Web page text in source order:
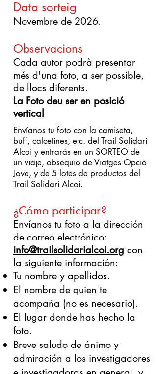
Data sorteig
Novembre de 2026.
Observacions
Cada autor podrà presentar
més d'una foto, a ser possible,
de llocs diferents.
La Foto deu ser en posició
vertical
Envíanos tu foto con la camiseta,
buff, calcetines, etc. del Trail Solidari
Alcoi y entrarás en un SORTEO de
un viaje, obsequio de Viatges Opció
Jove, y de 5 lotes de productos del
Trail Solidari Alcoi.
¿Cómo participar?
Envíanos tu foto a la dirección
de correo electrónico:
info@trailsolidarialcoi.org con
la siguiente información:
Tu nombre y apellidos.
El nombre de quien te
acompaña (no es necesario).
El lugar donde has hecho la
foto.
Breve saludo de ánimo y
admiración a los investigadores